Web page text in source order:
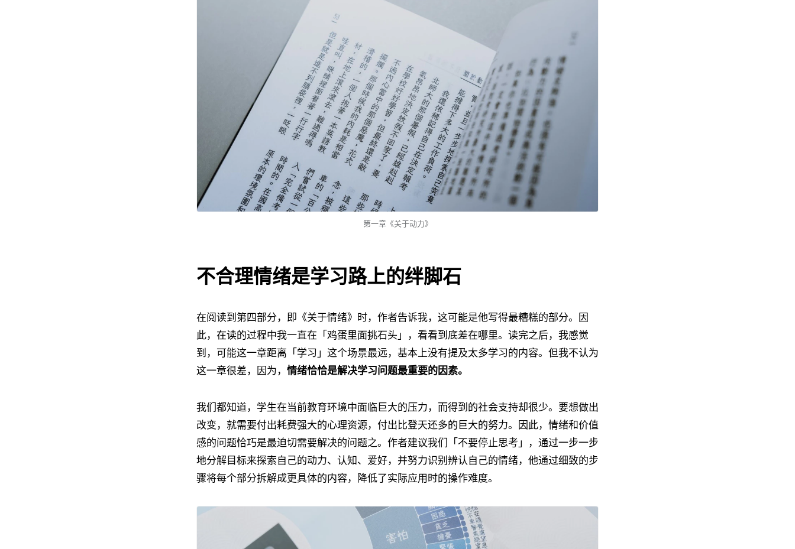
第一章《关于动力》
不合理情绪是学习路上的绊脚石
在阅读到第四部分，即《关于情绪》时，作者告诉我，这可能是他写得最糟糕的部分。因
此，在读的过程中我一直在「鸡蛋里面挑石头」，看看到底差在哪里。读完之后，我感觉
到，可能这一章距离「学习」这个场景最远，基本上没有提及太多学习的内容。但我不认为
这一章很差，因为， 情绪恰恰是解决学习问题最重要的因素。
我们都知道，学生在当前教育环境中面临巨大的压力，而得到的社会支持却很少。要想做出
改变，就需要付出耗费强大的心理资源，付出比登天还多的巨大的努力。因此，情绪和价值
感的问题恰巧是最迫切需要解决的问题之。作者建议我们「不要停止思考」，通过一步一步
地分解目标来探索自己的动力、认知、爱好，并努力识别辨认自己的情绪，他通过细致的步
骤将每个部分拆解成更具体的内容，降低了实际应用时的操作难度。